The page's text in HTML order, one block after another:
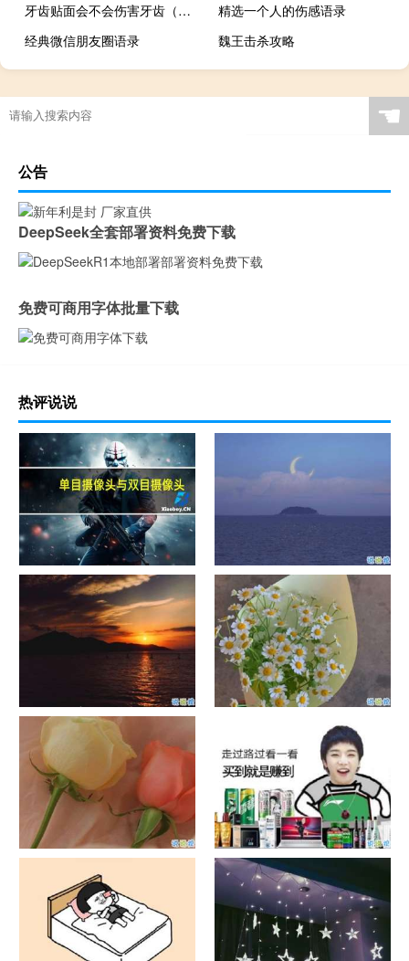
牙齿贴面会不会伤害牙齿（牙齿贴面危害）
精选一个人的伤感语录
经典微信朋友圈语录
魏王击杀攻略
☚
公告
DeepSeek全套部署资料免费下载
免费可商用字体批量下载
热评说说
单目摄像头与双目摄像头
晚安励志语录带图片 晚安心语
励志鸡汤
日出文案温柔句子 看日出的微
信说说配图
晒风景照的唯美说说配图 适合
发风景的朋友圈文案
官宣恋爱的说说配图 官宣句子
抖音摆地摊文案 摆地摊的搞笑
说说带图片